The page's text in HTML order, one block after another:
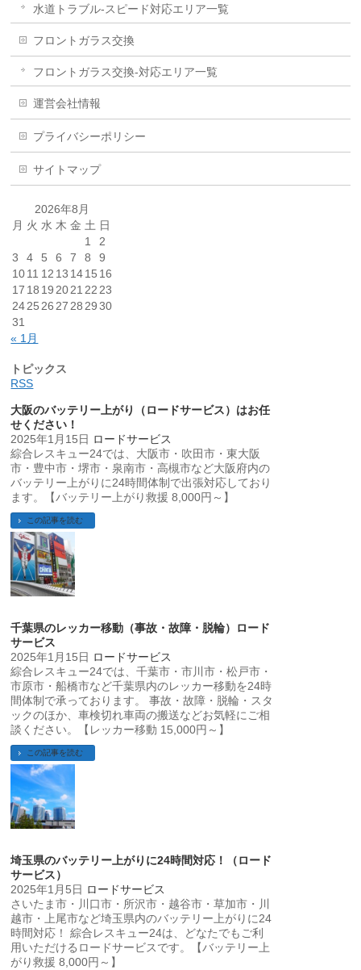
水道トラブル-スピード対応エリア一覧
フロントガラス交換
フロントガラス交換-対応エリア一覧
運営会社情報
プライバシーポリシー
サイトマップ
2026年8月
月 火 水 木 金 土 日
1
2
3
4 5 6 7 8
9
1011 12 13 1415 16
17 18 19 2021 22 23
2425 26 27 28 29 30
31
« 1月
トピックス
RSS
大阪のバッテリー上がり（ロードサービス）はお任
せください！
2025年1月15日 ロードサービス
綜合レスキュー24では、大阪市・吹田市・東大阪
市・豊中市・堺市・泉南市・高槻市など大阪府内の
バッテリー上がりに24時間体制で出張対応しており
ます。【バッテリー上がり救援 8,000円～】
この記事を読む
千葉県のレッカー移動（事故・故障・脱輪）ロード
サービス
2025年1月15日 ロードサービス
綜合レスキュー24では、千葉市・市川市・松戸市・
市原市・船橋市など千葉県内のレッカー移動を24時
間体制で承っております。 事故・故障・脱輪・スタ
ックのほか、車検切れ車両の搬送などお気軽にご相
談ください。【レッカー移動 15,000円～】
この記事を読む
埼玉県のバッテリー上がりに24時間対応！（ロード
サービス）
2025年1月5日 ロードサービス
さいたま市・川口市・所沢市・越谷市・草加市・川
越市・上尾市など埼玉県内のバッテリー上がりに24
時間対応！ 綜合レスキュー24は、どなたでもご利
用いただけるロードサービスです。【バッテリー上
がり救援 8,000円～】